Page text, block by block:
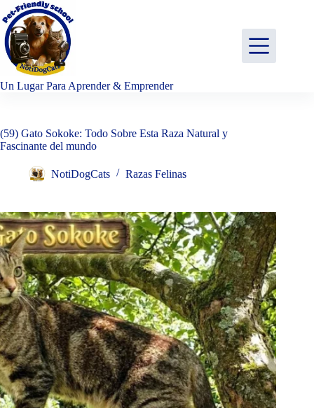
Saltar
al
contenido
Un Lugar Para Aprender & Emprender
(59) Gato Sokoke: Todo Sobre Esta Raza Natural y
Fascinante del mundo
NotiDogCats Razas Felinas